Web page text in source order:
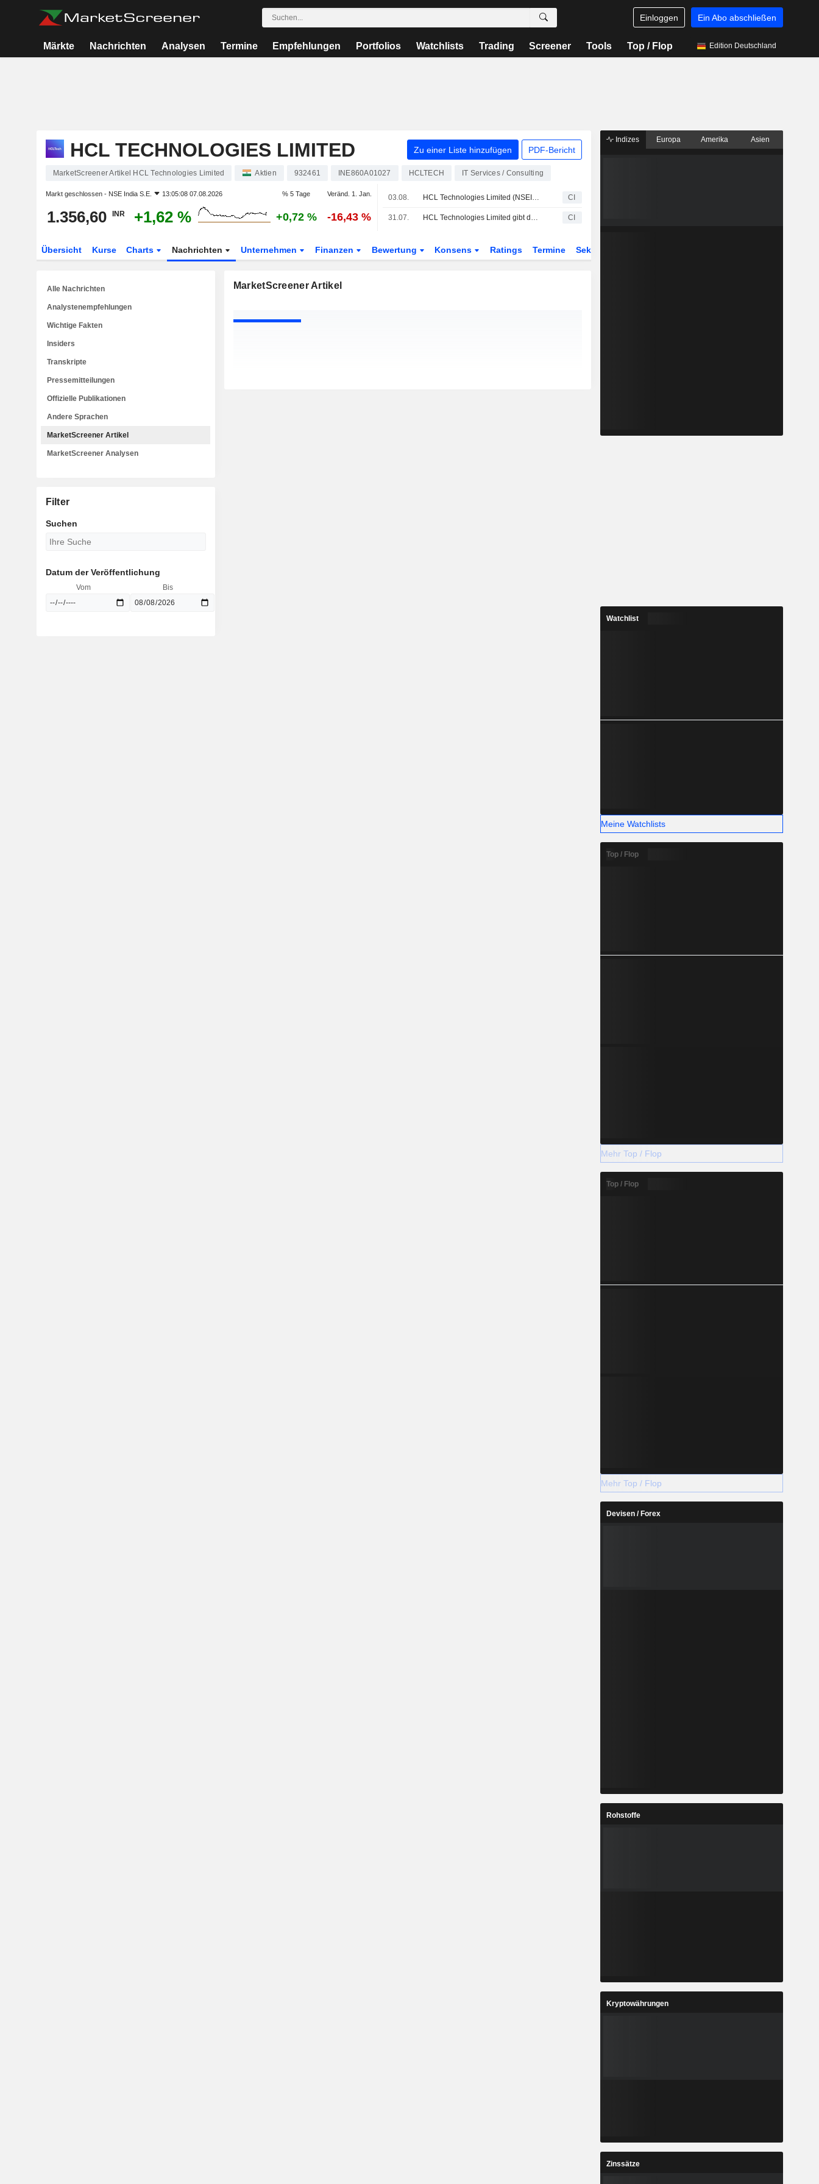
Einloggen Ein Abo abschließen
Märkte Nachrichten Analysen Termine Empfehlungen Portfolios Watchlists Trading Screener Tools Top / Flop Edition Deutschland
HCL TECHNOLOGIES LIMITED Zu einer Liste hinzufügen PDF-Bericht
MarketScreener Artikel HCL Technologies Limited Aktien 932461 INE860A01027 HCLTECH IT Services / Consulting
Markt geschlossen - NSE India S.E. 13:05:08 07.08.2026 % 5 Tage Veränd. 1. Jan.
1.356,60 INR +1,62 % +0,72 % -16,43 %
03.08. HCL Technologies Limited (NSEI:HCLTECH) schloss die Übernahme des Telco-Solutions-Geschäfts der Hewlett Packard Enterprise Company (NYSE:HPE) ab. CI
31.07. HCL Technologies Limited gibt den Rücktritt von Nishi Vasudeva als unabhängige Direktorin sowie ihr Ausscheiden als Vorsitzende des Stakeholders' Relationship Committee und als Mitglied des Audit Committee, Risk Management Committee sowie des Nomination & Remuneration Committee zum 31. Juli 2026 bekannt CI
Übersicht Kurse Charts Nachrichten Unternehmen Finanzen Bewertung Konsens Ratings Termine Sektor
MarketScreener Artikel
Alle Nachrichten
Analystenempfehlungen
Wichtige Fakten
Insiders
Transkripte
Pressemitteilungen
Offizielle Publikationen
Andere Sprachen
MarketScreener Artikel
MarketScreener Analysen
Filter
Suchen
Datum der Veröffentlichung
Vom Bis
Indizes Europa Amerika Asien
Watchlist
Meine Watchlists
Top / Flop
Mehr Top / Flop
Top / Flop
Mehr Top / Flop
Devisen / Forex
Rohstoffe
Kryptowährungen
Zinssätze